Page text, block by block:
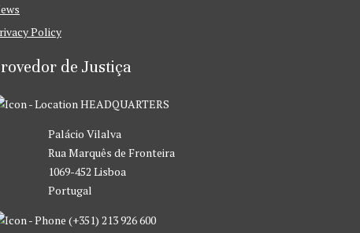
Policy
de Justiça
HEADQUARTERS
Palácio Vilalva
Rua Marquês de Fronteira
1069-452 Lisboa
Portugal
(+351) 213 926 600